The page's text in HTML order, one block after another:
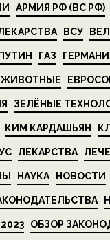
АРМИЯ РФ (ВС РФ)
ВСУ
ГАЗ
ЗЕЛЁНЫЕ
КИМ КАРДАШЬЯН
ЛЕКАРСТВА
НАУКА НОВОСТИ
ОБЗОР